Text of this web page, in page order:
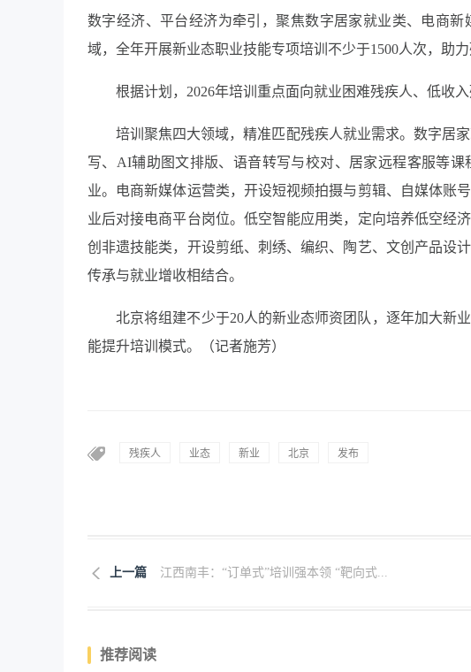
数字经济、平台经济为牵引，聚焦数字居家就业类、电商
域，全年开展新业态职业技能专项培训不少于1500人次，助力
根据计划，2026年培训重点面向就业困难残疾人、低收
培训聚焦四大领域，精准匹配残疾人就业需求。数字居
写、AI辅助图文排版、语音转写与校对、居家远程客服等
业。电商新媒体运营类，开设短视频拍摄与剪辑、自媒体账
业后对接电商平台岗位。低空智能应用类，定向培养低空经
创非遗技能类，开设剪纸、刺绣、编织、陶艺、文创产品设
传承与就业增收相结合。
北京将组建不少于20人的新业态师资团队，逐年加大新
能提升培训模式。（记者施芳）
残疾人 业态 新业 北京 发布
上一篇 江西南丰：“订单式”培训强本领 “靶向式...
推荐阅读